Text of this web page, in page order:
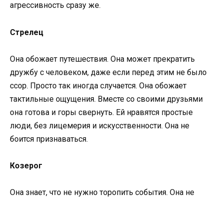
агрессивность сразу же.
Стрелец
Она обожает путешествия. Она может прекратить
дружбу с человеком, даже если перед этим не было
ссор. Просто так иногда случается. Она обожает
тактильные ощущения. Вместе со своими друзьями
она готова и горы свернуть. Ей нравятся простые
люди, без лицемерия и искусственности. Она не
боится признаваться.
Козерог
Она знает, что не нужно торопить события. Она не